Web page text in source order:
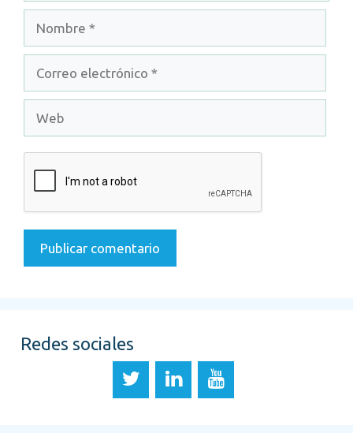
electrónico
Redes sociales